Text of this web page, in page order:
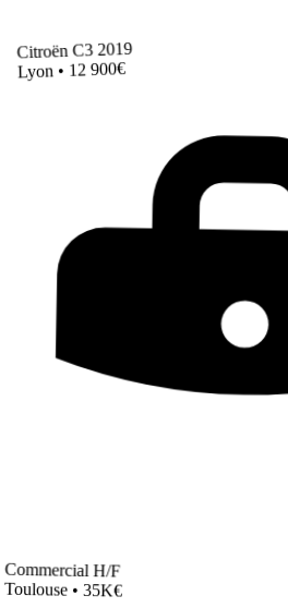
Citroën C3 2019
Lyon • 12 900€
Commercial H/F
Toulouse • 35K€